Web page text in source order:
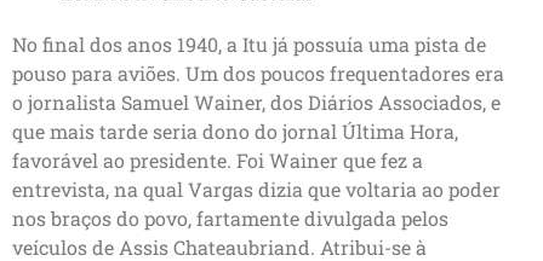
No final dos anos 1940, a Itu já possuía uma pista de
pouso para aviões. Um dos poucos frequentadores era
o jornalista Samuel Wainer, dos Diários Associados, e
que mais tarde seria dono do jornal Última Hora,
favorável ao presidente. Foi Wainer que fez a
entrevista, na qual Vargas dizia que voltaria ao poder
nos braços do povo, fartamente divulgada pelos
veículos de Assis Chateaubriand. Atribui-se à